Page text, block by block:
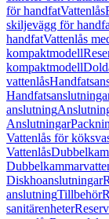
för handfatVattenlås
skiljevägg för
handfatVattenlås
kompaktmodell
kompaktmodell
vattenlås
anslutning
Anslutningar
Vattenlås för
Vattenlås
Diskhoanslutningar
anslutningTillbehör
sanitärenheter